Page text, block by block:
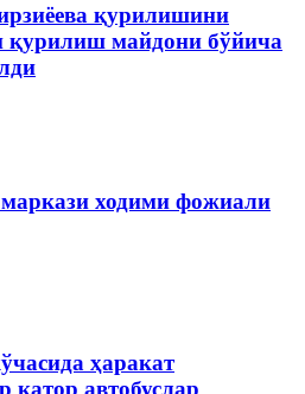
қурилишини
қурилиш майдони бўйича
ходими фожиали
ҳаракат
қатор автобуслар